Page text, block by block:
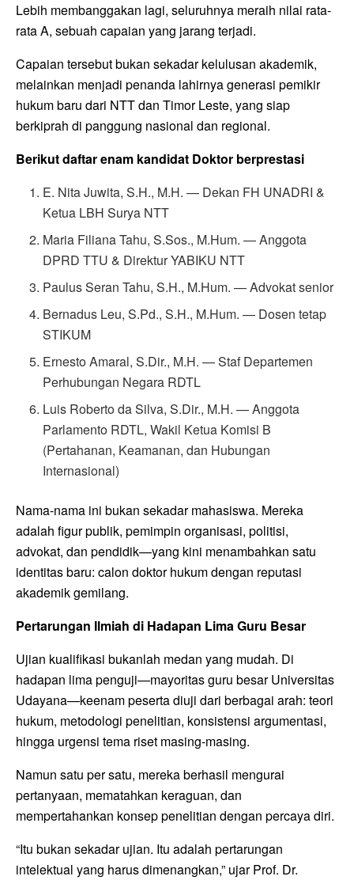
Lebih membanggakan lagi, seluruhnya meraih nilai rata-
rata A, sebuah capaian yang jarang terjadi.
Capaian tersebut bukan sekadar kelulusan akademik,
melainkan menjadi penanda lahirnya generasi pemikir
hukum baru dari NTT dan Timor Leste, yang siap
berkiprah di panggung nasional dan regional.
Berikut daftar enam kandidat Doktor berprestasi
E. Nita Juwita, S.H., M.H. — Dekan FH UNADRI &
Ketua LBH Surya NTT
Maria Filiana Tahu, S.Sos., M.Hum. — Anggota
DPRD TTU & Direktur YABIKU NTT
Paulus Seran Tahu, S.H., M.Hum. — Advokat senior
Bernadus Leu, S.Pd., S.H., M.Hum. — Dosen tetap
STIKUM
Ernesto Amaral, S.Dir., M.H. — Staf Departemen
Perhubungan Negara RDTL
Luis Roberto da Silva, S.Dir., M.H. — Anggota
Parlamento RDTL, Wakil Ketua Komisi B
(Pertahanan, Keamanan, dan Hubungan
Internasional)
Nama-nama ini bukan sekadar mahasiswa. Mereka
adalah figur publik, pemimpin organisasi, politisi,
advokat, dan pendidik—yang kini menambahkan satu
identitas baru: calon doktor hukum dengan reputasi
akademik gemilang.
Pertarungan Ilmiah di Hadapan Lima Guru Besar
Ujian kualifikasi bukanlah medan yang mudah. Di
hadapan lima penguji—mayoritas guru besar Universitas
Udayana—keenam peserta diuji dari berbagai arah: teori
hukum, metodologi penelitian, konsistensi argumentasi,
hingga urgensi tema riset masing-masing.
Namun satu per satu, mereka berhasil mengurai
pertanyaan, mematahkan keraguan, dan
mempertahankan konsep penelitian dengan percaya diri.
“Itu bukan sekadar ujian. Itu adalah pertarungan
intelektual yang harus dimenangkan,” ujar Prof. Dr.